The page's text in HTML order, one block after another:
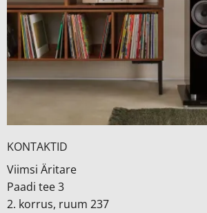
KONTAKTID
Viimsi Äritare
Paadi tee 3
2. korrus, ruum 237